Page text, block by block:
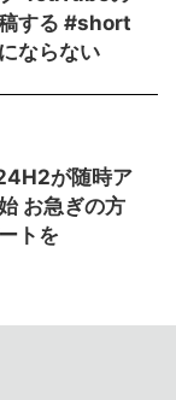
する #short
ならない
が随時ア
お急ぎの方
トを